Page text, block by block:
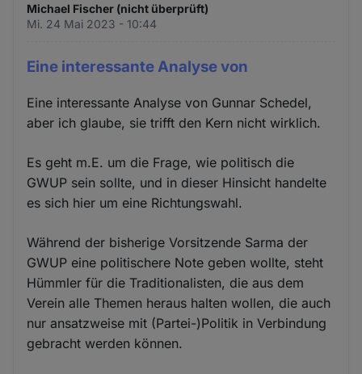
Michael Fischer (nicht überprüft)
Mi. 24 Mai 2023 - 10:44
Eine interessante Analyse von
Eine interessante Analyse von Gunnar Schedel,
aber ich glaube, sie trifft den Kern nicht wirklich.
Es geht m.E. um die Frage, wie politisch die
GWUP sein sollte, und in dieser Hinsicht handelte
es sich hier um eine Richtungswahl.
Während der bisherige Vorsitzende Sarma der
GWUP eine politischere Note geben wollte, steht
Hümmler für die Traditionalisten, die aus dem
Verein alle Themen heraus halten wollen, die auch
nur ansatzweise mit (Partei-)Politik in Verbindung
gebracht werden können.